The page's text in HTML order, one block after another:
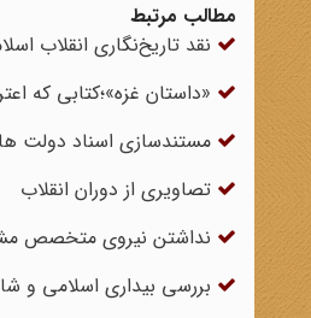
مطالب مرتبط
نقد تاریخ‌نگاری انقلاب
«داستان غزه»؛کتابی که
مستندسازی اسناد دولت
تصاویری از دوران انقلاب
نداشتن نیروی متخصص
بررسی بیداری اسلامی